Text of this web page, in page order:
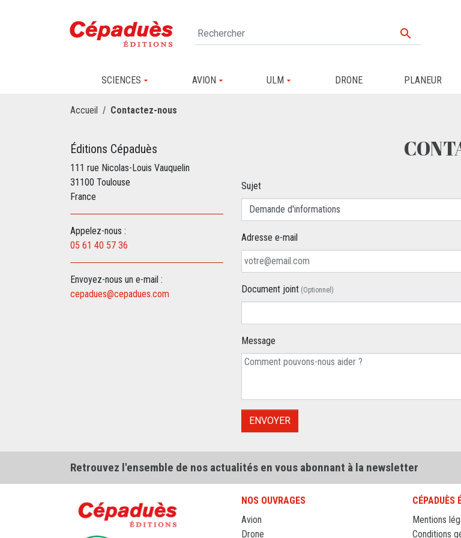

SCIENCES AVION ULM DRONE PLANEUR
Accueil Contactez-nous
Éditions Cépaduès
111 rue Nicolas-Louis Vauquelin
31100 Toulouse
France
Appelez-nous :
05 61 40 57 36
Envoyez-nous un e-mail :
cepadues@cepadues.com
Sujet
Adresse e-mail
Document joint (Optionnel)
Message
Retrouvez l'ensemble de nos actualités en vous abonnant à la newsletter
NOS OUVRAGES
Avion
Drone
CÉPADUÈS
Mentions
Conditions